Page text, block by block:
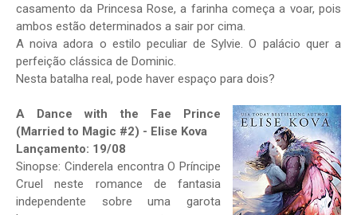
casamento da Princesa Rose, a farinha começa a voar, pois
ambos estão determinados a sair por cima.
A noiva adora o estilo peculiar de Sylvie. O palácio quer a
perfeição clássica de Dominic.
Nesta batalha real, pode haver espaço para dois?
A Dance with the Fae Prince
(Married to Magic #2) - Elise Kova
Lançamento: 19/08
Sinopse: Cinderela encontra O Príncipe
Cruel neste romance de fantasia
independente sobre uma garota